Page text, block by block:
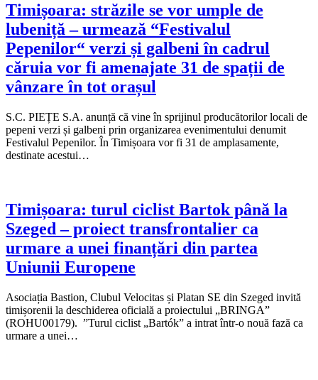
Timișoara: străzile se vor umple de
lubeniță – urmează “Festivalul
Pepenilor“ verzi și galbeni în cadrul
căruia vor fi amenajate 31 de spații de
vânzare în tot orașul
S.C. PIEȚE S.A. anunță că vine în sprijinul producătorilor locali de
pepeni verzi și galbeni prin organizarea evenimentului denumit
Festivalul Pepenilor. În Timișoara vor fi 31 de amplasamente,
destinate acestui…
Timișoara: turul ciclist Bartok până la
Szeged – proiect transfrontalier ca
urmare a unei finanțări din partea
Uniunii Europene
Asociația Bastion, Clubul Velocitas și Platan SE din Szeged invită
timișorenii la deschiderea oficială a proiectului „BRINGA”
(ROHU00179). ”Turul ciclist „Bartók” a intrat într-o nouă fază ca
urmare a unei…